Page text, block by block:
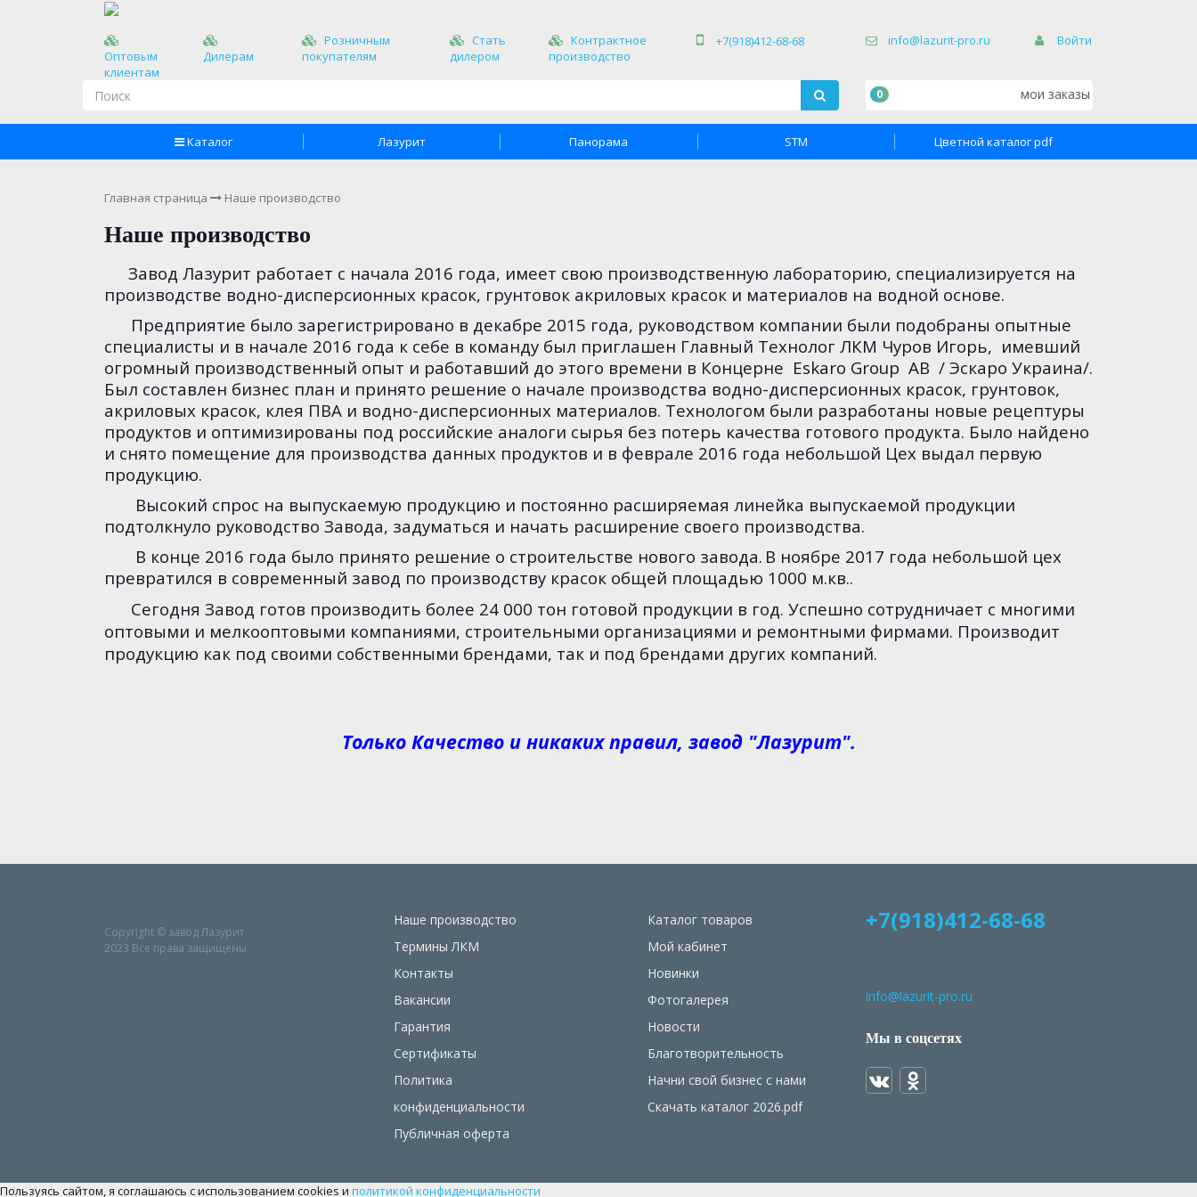
Оптовым
клиентам
Дилерам
Розничным
покупателям
Стать
дилером
Контрактное
производство
+7(918)412-68-68 info@lazurit-pro.ru Войти
мои заказы
0
Каталог Лазурит Панорама STM Цветной каталог pdf
Главная страница Наше производство
Наше производство
Завод Лазурит работает с начала 2016 года, имеет свою производственную лабораторию, специализируется на
производстве водно-дисперсионных красок, грунтовок акриловых красок и материалов на водной основе.
Предприятие было зарегистрировано в декабре 2015 года, руководством компании были подобраны опытные
специалисты и в начале 2016 года к себе в команду был приглашен Главный Технолог ЛКМ Чуров Игорь, имевший
огромный производственный опыт и работавший до этого времени в Концерне Eskaro Group AB / Эскаро Украина/.
Был составлен бизнес план и принято решение о начале производства водно-дисперсионных красок, грунтовок,
акриловых красок, клея ПВА и водно-дисперсионных материалов. Технологом были разработаны новые рецептуры
продуктов и оптимизированы под российские аналоги сырья без потерь качества готового продукта. Было найдено
и снято помещение для производства данных продуктов и в феврале 2016 года небольшой Цех выдал первую
продукцию.
Высокий спрос на выпускаемую продукцию и постоянно расширяемая линейка выпускаемой продукции
подтолкнуло руководство Завода, задуматься и начать расширение своего производства.
В конце 2016 года было принято решение о строительстве нового завода. В ноябре 2017 года небольшой цех
превратился в современный завод по производству красок общей площадью 1000 м.кв..
Сегодня Завод готов производить более 24 000 тон готовой продукции в год. Успешно сотрудничает с многими
оптовыми и мелкооптовыми компаниями, строительными организациями и ремонтными фирмами. Производит
продукцию как под своими собственными брендами, так и под брендами других компаний.
Только Качество и никаких правил, завод "Лазурит".
Copyright © завод Лазурит
2023 Все права защищены
Наше производство
Термины ЛКМ
Контакты
Вакансии
Гарантия
Сертификаты
Политика
конфиденциальности
Публичная оферта
Каталог товаров
Мой кабинет
Новинки
Фотогалерея
Новости
Благотворительность
Начни свой бизнес с нами
Скачать каталог 2026.pdf
+7(918)412-68-68
info@lazurit-pro.ru
Мы в соцсетях
Пользуясь сайтом, я соглашаюсь с использованием cookies и политикой конфиденциальности